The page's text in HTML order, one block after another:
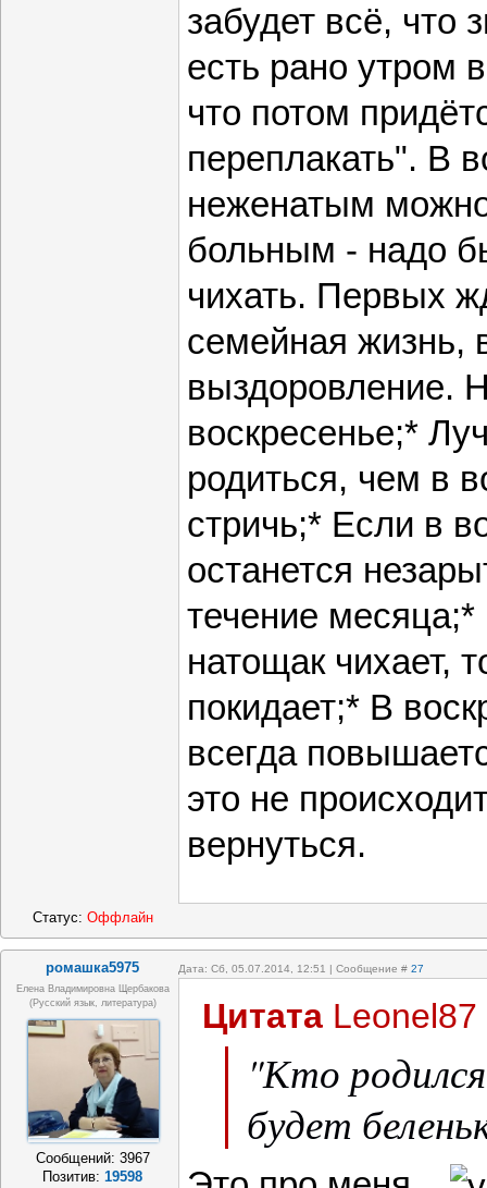
забудет всё, что
есть рано утром
что потом
переплакать". В
неженатым
больным - надо
чихать. Первых
семейная жизнь,
выздоровление.
воскресенье;*
родиться, чем в
стричь;* Если в
останется
течение месяца;*
натощак чихает,
покидает;* В
всегда
это не
вернуться.
Статус: Оффлайн
ромашка5975 Дата: Сб, 05.07.2014, 12:51 | Сообщение # 27
Елена Владимировна Щербакова
(русский язык, литература)
Сообщений: 3967
Позитив:19598
Цитата Leonel87
"Кто
будет